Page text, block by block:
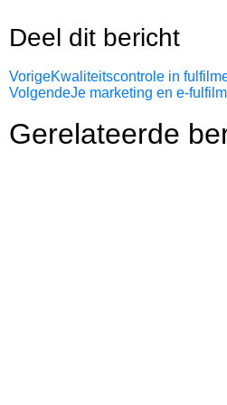
nieuw product heen;
wordt vervangen. Kies één
verschillende periodes niet
Deel dit bericht
VorigeKwaliteitscontrole in
VolgendeJe marketing en e-
Gerelateerde